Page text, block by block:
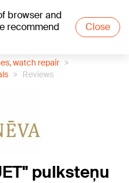
browser and
recommend
Close
watch repair
Reviews
pulksteņu